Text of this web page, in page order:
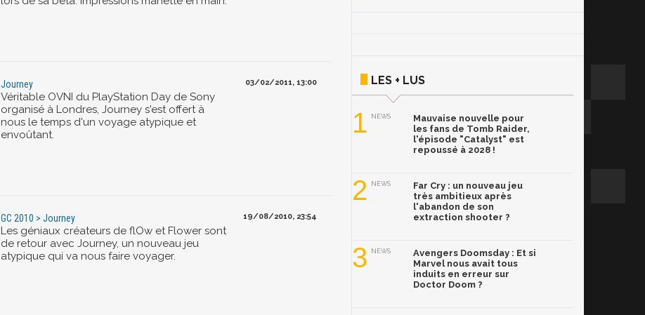
Journey
Véritable OVNI du PlayStation Day de Sony
organisé à Londres, Journey s'est offert à
nous le temps d'un voyage atypique et
envoûtant.
03/02/2011, 13:00
GC 2010 > Journey
Les géniaux créateurs de flOw et Flower sont
de retour avec Journey, un nouveau jeu
atypique qui va nous faire voyager.
19/08/2010, 23:54
LES + LUS
1 NEWS
Mauvaise nouvelle pour
les fans de Tomb Raider,
l'épisode "Catalyst" est
repoussé à 2028 !
2 NEWS
Far Cry : un nouveau jeu
très ambitieux après
l'abandon de son
extraction shooter ?
3 NEWS
Avengers Doomsday : Et si
Marvel nous avait tous
induits en erreur sur
Doctor Doom ?